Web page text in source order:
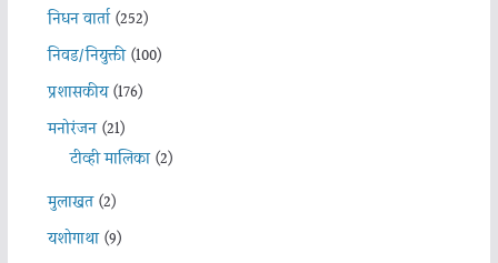
निधन वार्ता(252)
निवड/नियुक्ती(100)
प्रशासकीय(176)
मनोरंजन(21)
टीव्ही मालिका(2)
मुलाखत(2)
यशोगाथा(9)